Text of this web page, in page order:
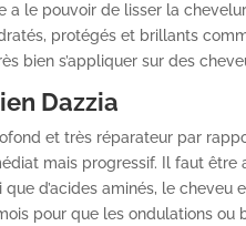
a le pouvoir de lisser la
protégés et brillants
bien s’appliquer sur des
Dazzia
et très réparateur par
mais progressif. Il faut
d’acides aminés, le
pour que les ondulations ou